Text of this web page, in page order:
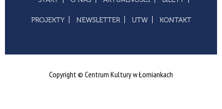
PROJEKTY NEWSLETTER UTW KONTAKT
Copyright © Centrum Kultury w Łomiankach